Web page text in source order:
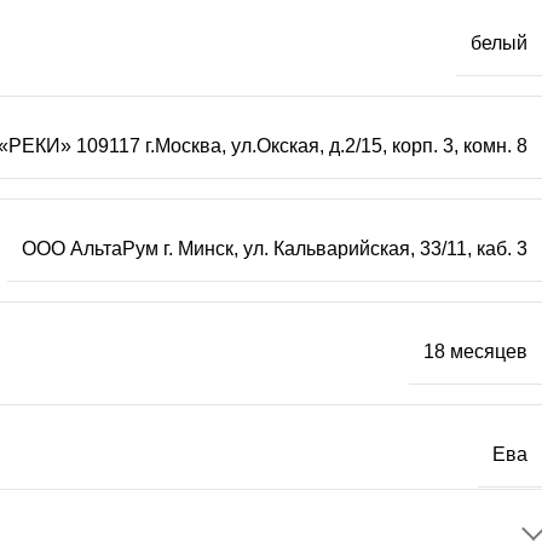
белый
109117 г.Москва, ул.Окская, д.2/15, корп. 3, комн. 8
ООО АльтаРум г. Минск, ул. Кальварийская, 33/11, каб. 3
18 месяцев
Ева